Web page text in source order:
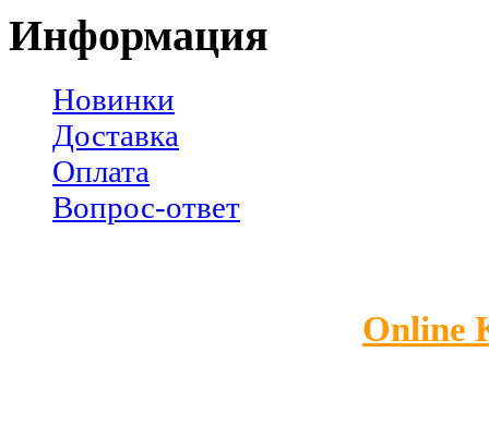
Информация
Новинки
Доставка
Оплата
Вопрос-ответ
Online